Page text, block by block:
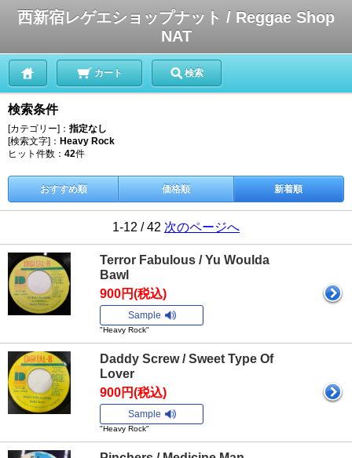
西新宿レゲエショップナット / Reggae Shop
NAT
カート 検索
検索条件
[カテゴリー]： 指定なし
[検索文字]： Heavy Rock
ヒット件数： 42件
おすすめ順 価格順 新着順
1-12 / 42 次のページへ
Terror Fabulous / Yu Woulda
Bawl
900円(税込)
Sample
"Heavy Rock"
Daddy Screw / Sweet Type Of
Lover
900円(税込)
Sample
"Heavy Rock"